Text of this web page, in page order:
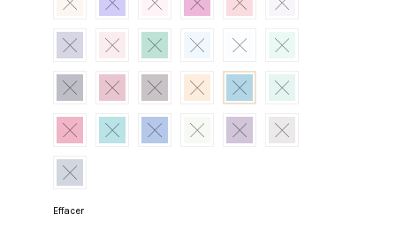
Effacer